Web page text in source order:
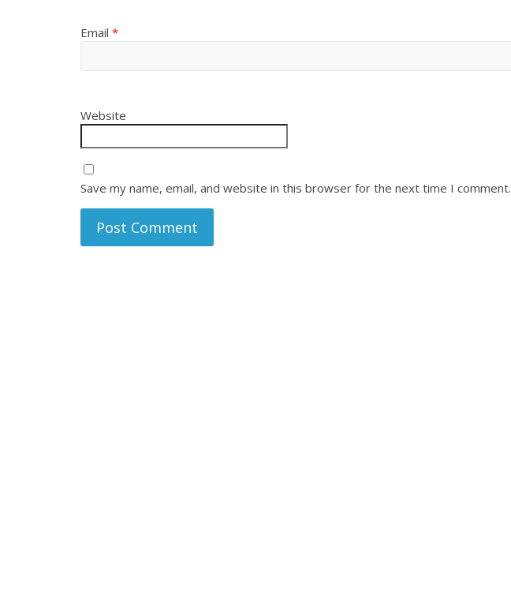
Email *
Website
Save my name, email, and website in this browser for the next time I comment.